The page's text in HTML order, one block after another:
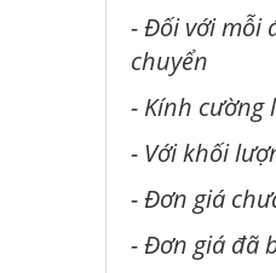
- Đối với mỗi
chuyển
- Kính cường
- Với khối
- Đơn giá
- Đơn giá đã